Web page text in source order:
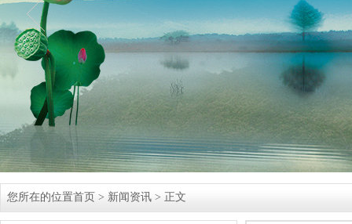
您所在的位置首页 > 新闻资讯 > 正文